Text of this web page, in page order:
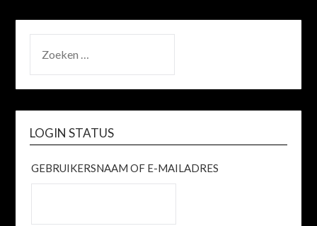
NAAR:
LOGIN STATUS
GEBRUIKERSNAAM OF E-MAILADRES